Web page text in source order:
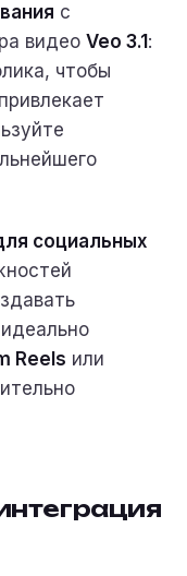
с
видеоVeo 3.1 :
чтобы
социальных
Reels или